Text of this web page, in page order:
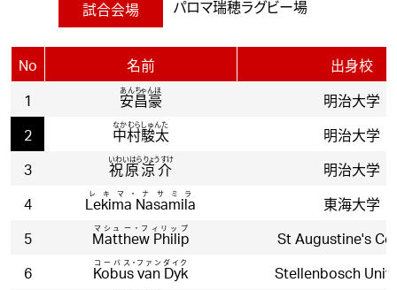
試合会場 パロマ瑞穂ラグビー場
No 名前 出身校
1 安昌豪
あんちゃんほ
明治大学
2 中村駿太
なかむらしゅんた
明治大学
3 祝原涼介
いわいはらりょうすけ
明治大学
4 Lekima Nasamila
レキマ・ナサミラ
東海大学
5 Matthew Philip
マシュー・フィリップ
St Augustine's
6 Kobus van Dyk
コーバス・ファンダイク
Stellenbosch